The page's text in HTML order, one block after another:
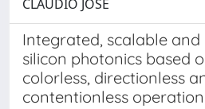
CLAUDIO JOSE
Integrated, scalable
silicon photonics based
colorless, directionless
contentionless operation